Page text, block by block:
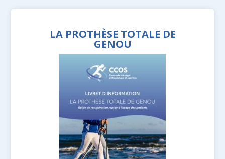
LA PROTHÈSE TOTALE DE
GENOU